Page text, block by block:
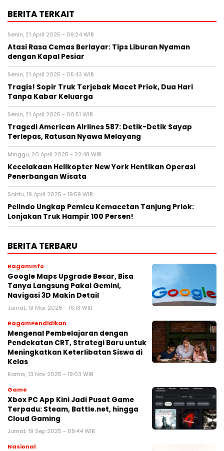
BERITA TERKAIT
Senin, 21 April 2025 - 09:24 WIB
Atasi Rasa Cemas Berlayar: Tips Liburan Nyaman
dengan Kapal Pesiar
Senin, 21 April 2025 - 05:43 WIB
Tragis! Sopir Truk Terjebak Macet Priok, Dua Hari
Tanpa Kabar Keluarga
Senin, 21 April 2025 - 00:51 WIB
Tragedi American Airlines 587: Detik-Detik Sayap
Terlepas, Ratusan Nyawa Melayang
Minggu, 20 April 2025 - 22:48 WIB
Kecelakaan Helikopter New York Hentikan Operasi
Penerbangan Wisata
Sabtu, 19 April 2025 - 19:59 WIB
Pelindo Ungkap Pemicu Kemacetan Tanjung Priok:
Lonjakan Truk Hampir 100 Persen!
BERITA TERBARU
RagamInfo
Google Maps Upgrade Besar, Bisa
Tanya Langsung Pakai Gemini,
Navigasi 3D Makin Detail
Jumat, 13 Mar 2026 - 19:13 WIB
RagamPendidikan
Mengenal Pembelajaran dengan
Pendekatan CRT, Strategi Baru untuk
Meningkatkan Keterlibatan Siswa di
Kelas
Kamis, 13 Nov 2025 - 19:03 WIB
Game
Xbox PC App Kini Jadi Pusat Game
Terpadu: Steam, Battle.net, hingga
Cloud Gaming
Jumat, 19 Sep 2025 - 09:44 WIB
Nasional